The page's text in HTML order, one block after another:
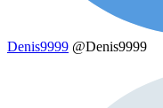
Denis9999 @Denis9999